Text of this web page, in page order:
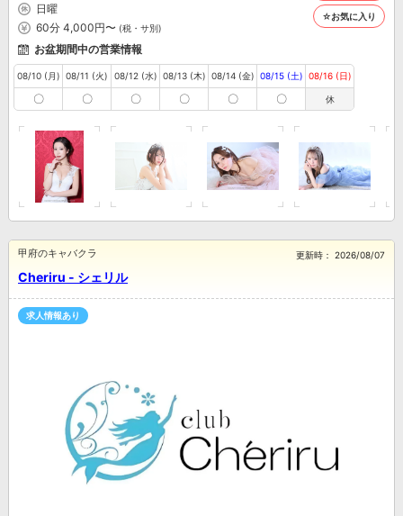
日曜
60分 4,000円〜 (税・サ別)
☆お気に入り
お盆期間中の営業情報
08/10 (月)
〇
08/11 (火)
〇
08/12 (水)
〇
08/13 (木)
〇
08/14 (金)
〇
08/15 (土)
〇
08/16 (日)
休
Cheriru - シェリル
甲府のキャバクラ 更新時： 2026/08/07
求人情報あり